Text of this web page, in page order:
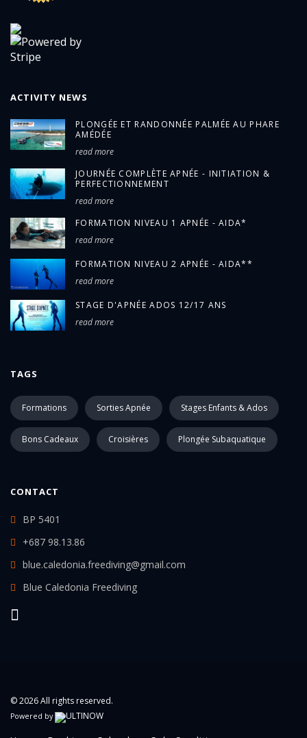
ACTIVITY NEWS
PLONGÉE ET RANDONNÉE PALMÉE AU PHARE
AMÉDÉE
read more
JOURNÉE COMPLÈTE APNÉE - INITIATION &
PERFECTIONNEMENT
read more
FORMATION NIVEAU 1 APNÉE - AIDA*
read more
FORMATION NIVEAU 2 APNÉE - AIDA**
read more
STAGE D'APNÉE ADOS 12/17 ANS
read more
TAGS
Formations Sorties Apnée Stages Enfants & Ados
Bons Cadeaux Croisières Plongée Subaquatique
CONTACT
BP 5401
+687 98.13.86
blue.caledonia.freediving@gmail.com
Blue Caledonia Freediving
© 2026 All rights reserved.
Powered by